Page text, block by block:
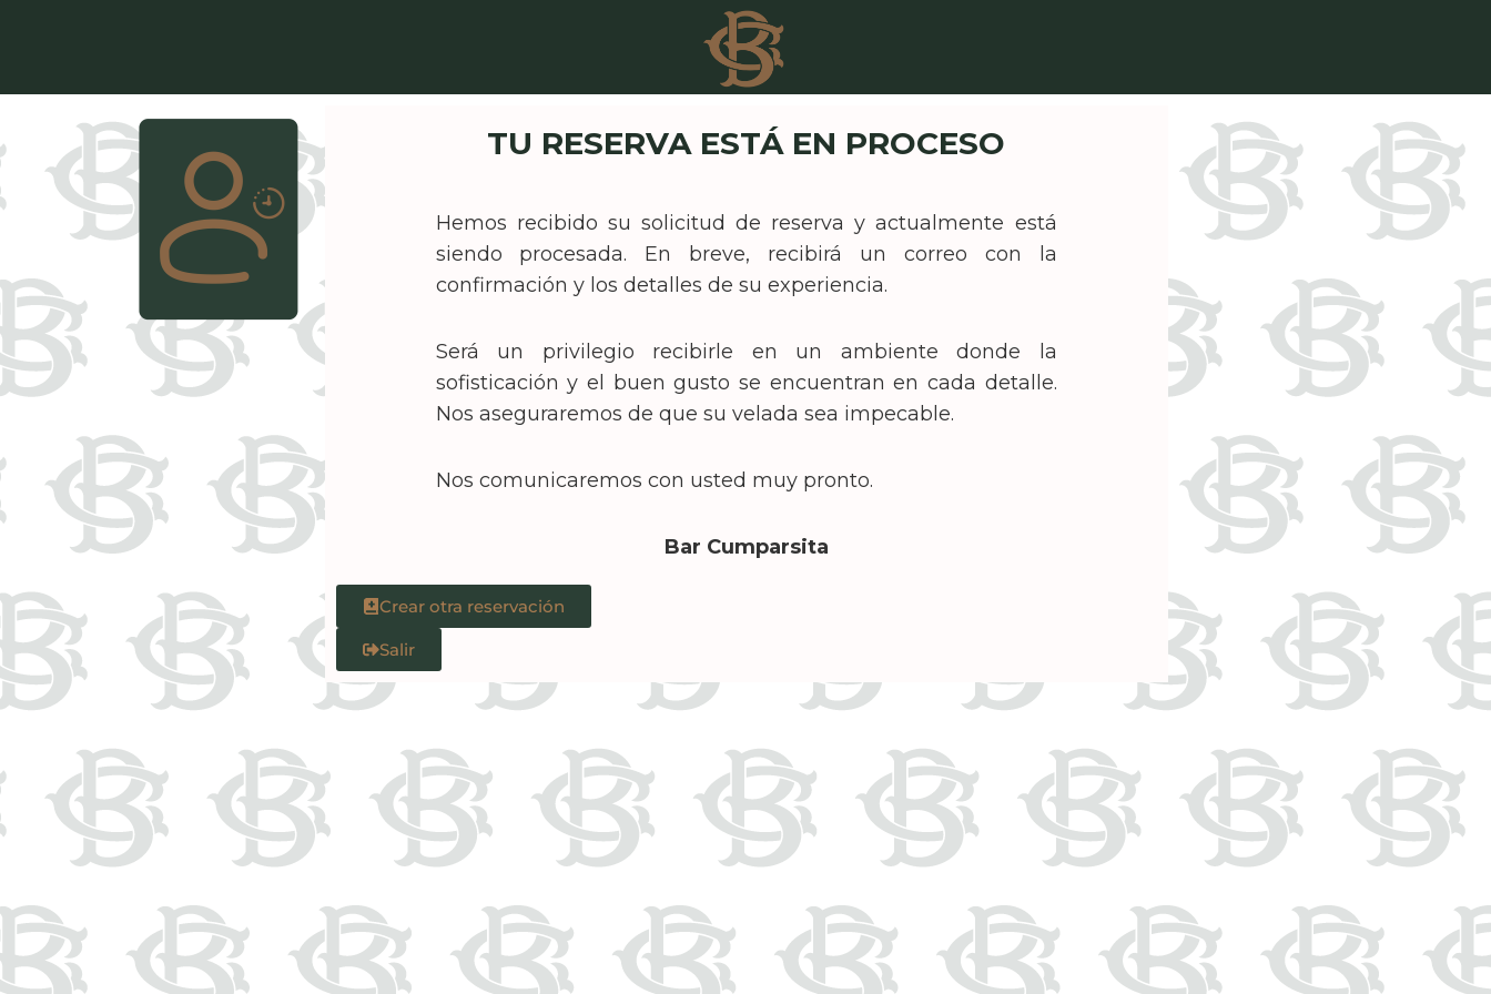
TU RESERVA ESTÁ EN PROCESO
Hemos recibido su solicitud de reserva y actualmente está
siendo procesada. En breve, recibirá un correo con la
confirmación y los detalles de su experiencia.
Será un privilegio recibirle en un ambiente donde la
sofisticación y el buen gusto se encuentran en cada detalle.
Nos aseguraremos de que su velada sea impecable.
Nos comunicaremos con usted muy pronto.
Bar Cumparsita
Crear otra reservación
Salir